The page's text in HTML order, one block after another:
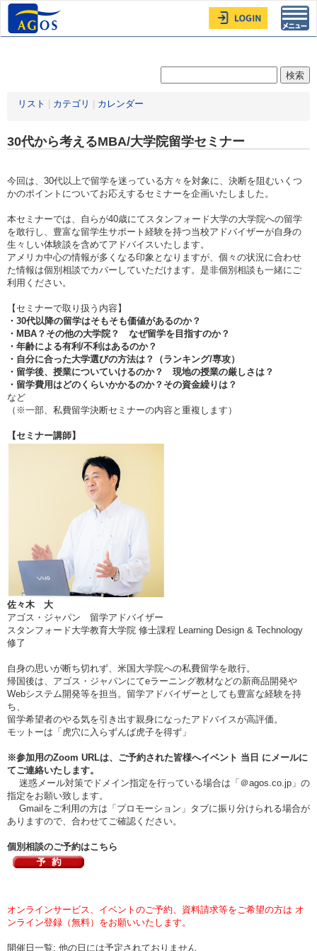
リスト カテゴリ カレンダー
30代から考えるMBA/大学院留学セミナー
今回は、30代以上で留学を迷っている方々を対象に、決断を阻むいくつ
かのポイントについてお応えするセミナーを企画いたしました。
本セミナーでは、自らが40歳にてスタンフォード大学の大学院への留学
を敢行し、豊富な留学生サポート経験を持つ当校アドバイザーが自身の
生々しい体験談を含めてアドバイスいたします。
アメリカ中心の情報が多くなる印象となりますが、個々の状況に合わせ
た情報は個別相談でカバーしていただけます。是非個別相談も一緒にご
利用ください。
【セミナーで取り扱う内容】
・30代以降の留学はそもそも価値があるのか？
・MBA？その他の大学院？ なぜ留学を目指すのか？
・年齢による有利/不利はあるのか？
・自分に合った大学選びの方法は？（ランキング/専攻）
・留学後、授業についていけるのか？ 現地の授業の厳しさは？
・留学費用はどのくらいかかるのか？その資金繰りは？
など
（※一部、私費留学決断セミナーの内容と重複します）
【セミナー講師】
佐々木 大
アゴス・ジャパン 留学アドバイザー
スタンフォード大学教育大学院 修士課程 Learning Design & Technology
修了
自身の思いが断ち切れず、米国大学院への私費留学を敢行。
帰国後は、アゴス・ジャパンにてeラーニング教材などの新商品開発や
Webシステム開発等を担当。留学アドバイザーとしても豊富な経験を持
ち、
留学希望者のやる気を引き出す親身になったアドバイスが高評価。
モットーは「虎穴に入らずんば虎子を得ず」
※参加用のZoom URLは、ご予約された皆様へイベント 当日 にメールに
てご連絡いたします。
迷惑メール対策でドメイン指定を行っている場合は「＠agos.co.jp」の
指定をお願い致します。
Gmailをご利用の方は「プロモーション」タブに振り分けられる場合が
ありますので、合わせてご確認ください。
個別相談のご予約はこちら
オンラインサービス、イベントのご予約、資料請求等をご希望の方は オ
ンライン登録（無料）をお願いいたします。
開催日一覧: 他の日には予定されておりません